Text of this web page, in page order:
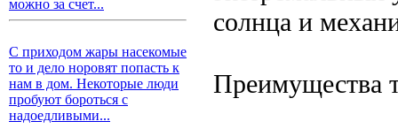
можно за счет...
С приходом жары насекомые
то и дело норовят попасть к
нам в дом. Некоторые люди
пробуют бороться с
надоедливыми...
солнца и
Преимущества